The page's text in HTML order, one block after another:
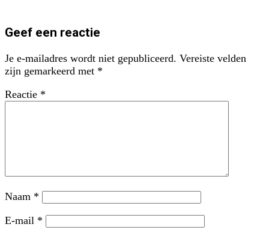
Geef een reactie
Je e-mailadres wordt niet gepubliceerd. Vereiste velden
zijn gemarkeerd met *
Reactie *
Naam *
E-mail *